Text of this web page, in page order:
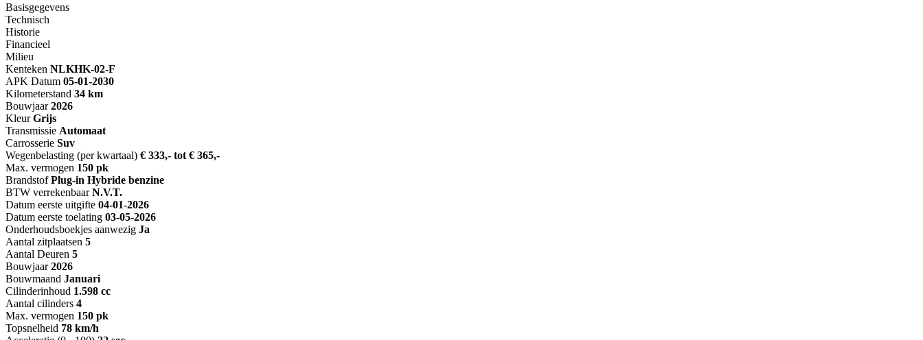
Basisgegevens
Technisch
Historie
Financieel
Milieu
Kenteken NLKHK-02-F
APK Datum 05-01-2030
Kilometerstand 34 km
Bouwjaar 2026
Kleur Grijs
Transmissie Automaat
Carrosserie Suv
Wegenbelasting (per kwartaal) € 333,- tot € 365,-
Max. vermogen 150 pk
Brandstof Plug-in Hybride benzine
BTW verrekenbaar N.V.T.
Datum eerste uitgifte 04-01-2026
Datum eerste toelating 03-05-2026
Onderhoudsboekjes aanwezig Ja
Aantal zitplaatsen 5
Aantal Deuren 5
Bouwjaar 2026
Bouwmaand Januari
Cilinderinhoud 1.598 cc
Aantal cilinders 4
Max. vermogen 150 pk
Topsnelheid 78 km/h